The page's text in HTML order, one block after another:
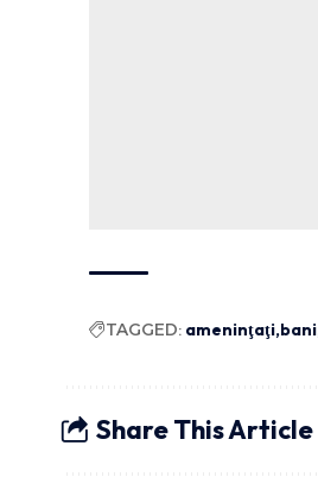
TAGGED: ameninţaţi bani
Share This Article